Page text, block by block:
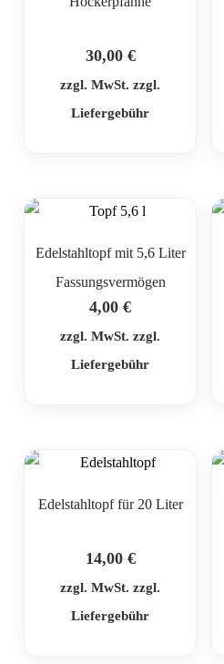
30,00 €
zzgl. MwSt. zzgl.
Liefergebühr
Edelstahltopf mit 5,6 Liter
Fassungsvermögen
4,00€
zzgl. MwSt. zzgl.
Liefergebühr
Edelstahltopf für 20 Liter
14,00 €
zzgl. MwSt. zzgl.
Liefergebühr